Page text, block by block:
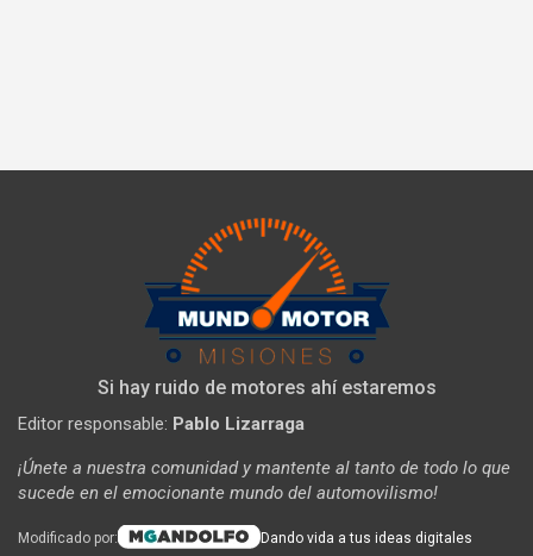
Si hay ruido de motores ahí estaremos
Editor responsable: Pablo Lizarraga
¡Únete a nuestra comunidad y mantente al tanto de todo lo que
sucede en el emocionante mundo del automovilismo!
Modificado por: Dando vida a tus ideas digitales